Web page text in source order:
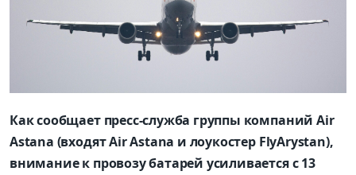
Как сообщает пресс-служба группы компаний Air
Astana (входят Air Astana и лоукостер FlyArystan),
внимание к провозу батарей усиливается с 13